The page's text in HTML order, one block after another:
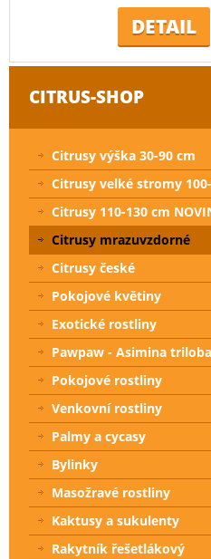
DETAIL
CITRUS-SHOP
Citrusy výška 30-90 cm
Citrusy velké stromy
Citrusy 110-130 cm
Citrusy mrazuvzdorné
Citrusy české
Pokojové květiny
Exotické rostliny
Pawpaw - Asimina triloba
Pokojové rostliny
Venkovní rostliny
Palmy a cycasy
Bylinky
Masožravé rostliny
Kaktusy a sukulenty
Rakytník řešetlákový